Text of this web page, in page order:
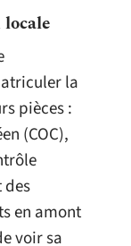
la
pièces :
(COC),
des
en amont
voir sa